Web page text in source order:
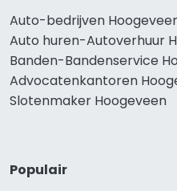
Auto-bedrijven
Auto huren-Autoverhuur
Banden-Bandenservice
Advocatenkantoren
Slotenmaker Hoogeveen
Populair